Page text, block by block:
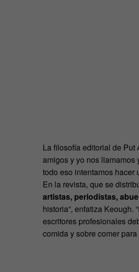
La filosofía editorial de Put
amigos y yo nos llamamos
todo eso intentamos hacer
En la revista, que se
artistas, periodistas,
historia”, enfatiza Keough.
escritores profesionales
comida y sobre comer para